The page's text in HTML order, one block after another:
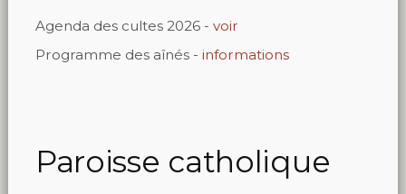
Agenda des cultes 2026 - voir
Programme des aînés - informations
Paroisse catholique